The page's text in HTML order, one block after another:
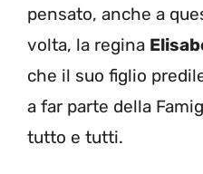
pensato, anche a
volta, la regina
che il suo figlio
a far parte della
tutto e tutti.